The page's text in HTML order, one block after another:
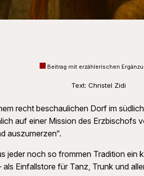
Beitrag mit erzählerischen
Text: Christel Zidi
recht beschaulichen Dorf im
auf einer Mission des
auszumerzen“.
jeder noch so frommen Tradition
Einfallstore für Tanz, Trunk und